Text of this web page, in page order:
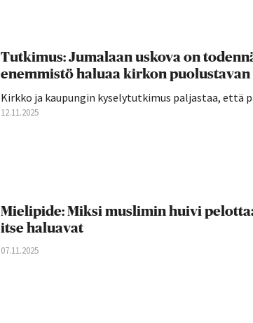
Tutkimus: Jumalaan uskova on
enemmistö haluaa kirkon
Kirkko ja kaupungin kyselytutkimus paljastaa, että
12.11.2025
Mielipide: Miksi muslimin huivi
itse haluavat
07.11.2025